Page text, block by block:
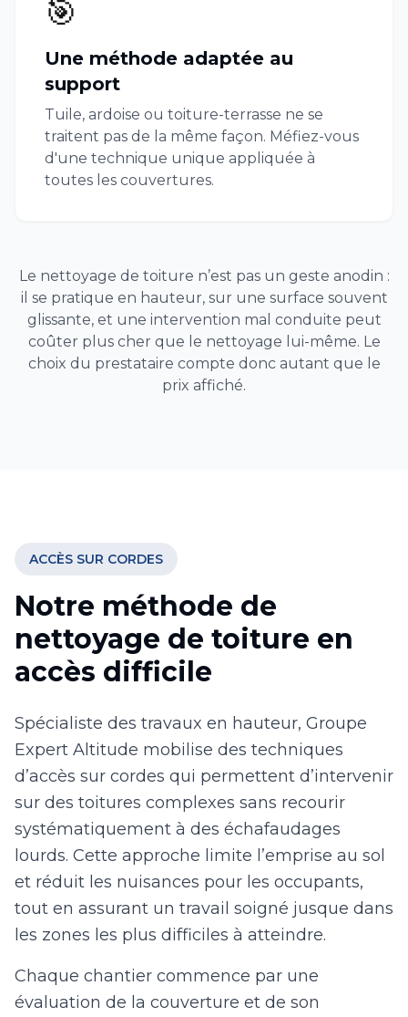
🎯
Une méthode adaptée au
support
Tuile, ardoise ou toiture-terrasse ne se
traitent pas de la même façon. Méfiez-vous
d'une technique unique appliquée à
toutes les couvertures.
Le nettoyage de toiture n’est pas un geste anodin :
il se pratique en hauteur, sur une surface souvent
glissante, et une intervention mal conduite peut
coûter plus cher que le nettoyage lui-même. Le
choix du prestataire compte donc autant que le
prix affiché.
ACCÈS SUR CORDES
Notre méthode de
nettoyage de toiture en
accès difficile
Spécialiste des travaux en hauteur, Groupe
Expert Altitude mobilise des techniques
d’accès sur cordes qui permettent d’intervenir
sur des toitures complexes sans recourir
systématiquement à des échafaudages
lourds. Cette approche limite l’emprise au sol
et réduit les nuisances pour les occupants,
tout en assurant un travail soigné jusque dans
les zones les plus difficiles à atteindre.
Chaque chantier commence par une
évaluation de la couverture et de son